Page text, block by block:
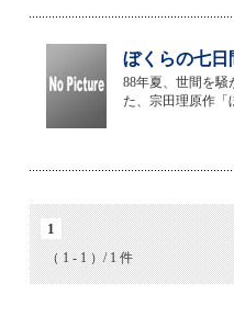
ぼくらの七日
88年夏、世間を
た、宗田理原作「
1
（ 1 - 1 ）/ 1 件